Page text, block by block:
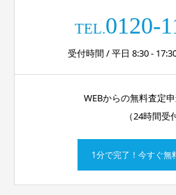
TEL.0120-
受付時間 / 平日 8:30 -
WEBからの無料査定
（24時間受
1分で完了！今すぐ無